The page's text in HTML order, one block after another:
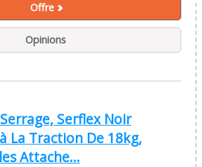
Offre
Opinions
Serflex Noir
La Traction De 18kg,
Attache...